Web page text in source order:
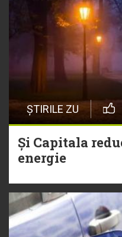
ȘTIRILE ZU
Și Capitala
energie